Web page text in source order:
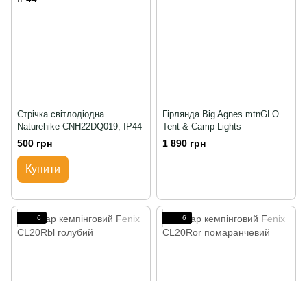
Стрічка світлодіодна
Naturehike CNH22DQ019, IP44
500 грн
Купити
Гірлянда Big Agnes mtnGLO
Tent & Camp Lights
1 890 грн
6 6